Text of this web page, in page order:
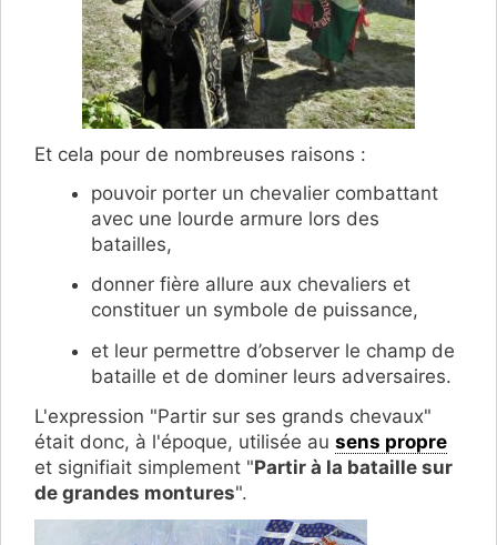
Et cela pour de nombreuses raisons :
pouvoir porter un chevalier combattant
avec une lourde armure lors des
batailles,
donner fière allure aux chevaliers et
constituer un symbole de puissance,
et leur permettre d’observer le champ de
bataille et de dominer leurs adversaires.
L'expression "Partir sur ses grands chevaux"
était donc, à l'époque, utilisée au sens propre
et signifiait simplement "Partir à la bataille sur
de grandes montures".